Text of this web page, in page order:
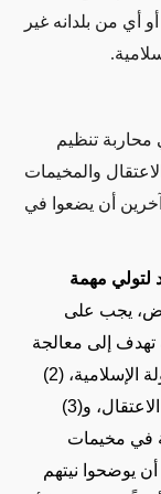
أي من بلدانه غير
.
تنظيم
والمخيمات
أن يضعوا في
لتولي مهمة
يجب على
تهدف إلى معالجة
الأجزاء الثلاثة للمهمة: (1) تمرد تنظيم الدولة الإسلامية، (2)
مقاتلو تنظيم الدولة الإسلامية في مرافق الاعتقال، و(3)
في مخيمات
يوضحوا نيتهم